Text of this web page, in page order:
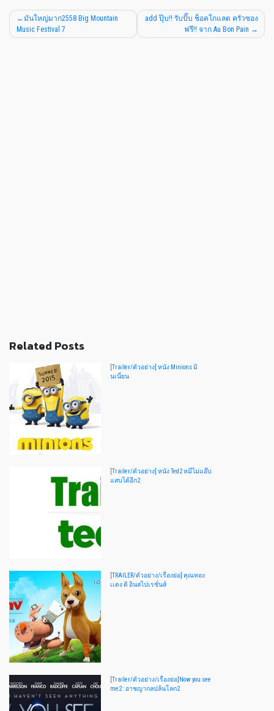
มันใหญ่มาก2558 Big Mountain
Music Festival 7
add ปุ๊บ!! รับปั๊บ ช็อคโกแลต ครัวซอง
ฟรี!! จาก Au Bon Pain
Related Posts
[Trailer/ตัวอย่าง] หนัง Minions มิ
นเนี่ยน
[Trailer/ตัวอย่าง] หนัง Ted2 หมีไม่แอ๊บ
แสบได้อีก2
[TRAILER/ตัวอย่าง/เรื่องย่อ] คุณทอง
เเดง ดิ อินสไปเรชั่นส์
[Trailer/ตัวอย่าง/เรื่องย่อ]Now you see
me2 : อาชญากลปล้นโลก2